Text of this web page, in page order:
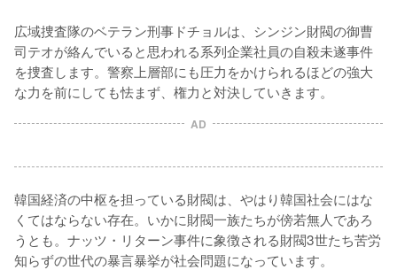
広域捜査隊のベテラン刑事ドチョルは、シンジン財閥の御曹
司テオが絡んでいると思われる系列企業社員の自殺未遂事件
を捜査します。警察上層部にも圧力をかけられるほどの強大
な力を前にしても怯まず、権力と対決していきます。
AD
韓国経済の中枢を担っている財閥は、やはり韓国社会にはな
くてはならない存在。いかに財閥一族たちが傍若無人であろ
うとも。ナッツ・リターン事件に象徴される財閥3世たち苦労
知らずの世代の暴言暴挙が社会問題になっています。